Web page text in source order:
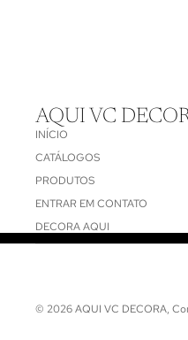
AQUI VC
INÍCIO
CATÁLOGOS
PRODUTOS
ENTRAR EM CONTATO
DECORA AQUI
© 2026AQUI VC DECORA,